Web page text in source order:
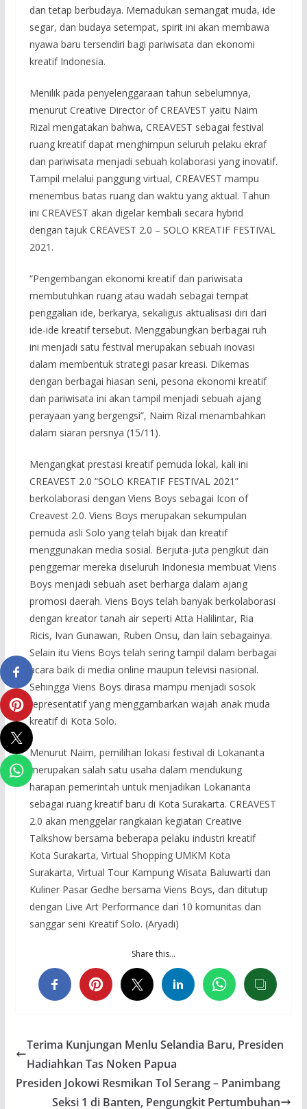
dan tetap berbudaya. Memadukan semangat muda, ide
segar, dan budaya setempat, spirit ini akan membawa
nyawa baru tersendiri bagi pariwisata dan ekonomi
kreatif Indonesia.
Menilik pada penyelenggaraan tahun sebelumnya,
menurut Creative Director of CREAVEST yaitu Naim
Rizal mengatakan bahwa, CREAVEST sebagai festival
ruang kreatif dapat menghimpun seluruh pelaku ekraf
dan pariwisata menjadi sebuah kolaborasi yang inovatif.
Tampil melalui panggung virtual, CREAVEST mampu
menembus batas ruang dan waktu yang aktual. Tahun
ini CREAVEST akan digelar kembali secara hybrid
dengan tajuk CREAVEST 2.0 – SOLO KREATIF FESTIVAL
2021.
“Pengembangan ekonomi kreatif dan pariwisata
membutuhkan ruang atau wadah sebagai tempat
penggalian ide, berkarya, sekaligus aktualisasi diri dari
ide-ide kreatif tersebut. Menggabungkan berbagai ruh
ini menjadi satu festival merupakan sebuah inovasi
dalam membentuk strategi pasar kreasi. Dikemas
dengan berbagai hiasan seni, pesona ekonomi kreatif
dan pariwisata ini akan tampil menjadi sebuah ajang
perayaan yang bergengsi”, Naim Rizal menambahkan
dalam siaran persnya (15/11).
Mengangkat prestasi kreatif pemuda lokal, kali ini
CREAVEST 2.0 “SOLO KREATIF FESTIVAL 2021”
berkolaborasi dengan Viens Boys sebagai Icon of
Creavest 2.0. Viens Boys merupakan sekumpulan
pemuda asli Solo yang telah bijak dan kreatif
menggunakan media sosial. Berjuta-juta pengikut dan
penggemar mereka diseluruh Indonesia membuat Viens
Boys menjadi sebuah aset berharga dalam ajang
promosi daerah. Viens Boys telah banyak berkolaborasi
dengan kreator tanah air seperti Atta Halilintar, Ria
Ricis, Ivan Gunawan, Ruben Onsu, dan lain sebagainya.
Selain itu Viens Boys telah sering tampil dalam berbagai
acara baik di media online maupun televisi nasional.
Sehingga Viens Boys dirasa mampu menjadi sosok
representatif yang menggambarkan wajah anak muda
kreatif di Kota Solo.
Menurut Naim, pemilihan lokasi festival di Lokananta
merupakan salah satu usaha dalam mendukung
harapan pemerintah untuk menjadikan Lokananta
sebagai ruang kreatif baru di Kota Surakarta. CREAVEST
2.0 akan menggelar rangkaian kegiatan Creative
Talkshow bersama beberapa pelaku industri kreatif
Kota Surakarta, Virtual Shopping UMKM Kota
Surakarta, Virtual Tour Kampung Wisata Baluwarti dan
Kuliner Pasar Gedhe bersama Viens Boys, dan ditutup
dengan Live Art Performance dari 10 komunitas dan
sanggar seni Kreatif Solo. (Aryadi)
Share this…
Terima Kunjungan Menlu Selandia Baru, Presiden
Hadiahkan Tas Noken Papua
Presiden Jokowi Resmikan Tol Serang – Panimbang
Seksi 1 di Banten, Pengungkit Pertumbuhan